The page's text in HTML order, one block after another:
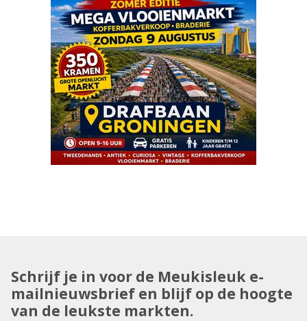
Schrijf je in voor de Meukisleuk e-
mailnieuwsbrief en blijf op de hoogte
van de leukste markten.